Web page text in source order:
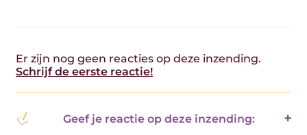
Er zijn nog geen reacties op deze inzending.
Schrijf de eerste reactie!
Geef je reactie op deze inzending: